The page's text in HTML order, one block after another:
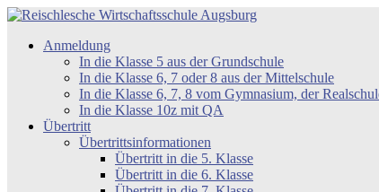
Zum
springen
Reischlesche
Wirtschaftsschule
Anmeldung
In die Klasse 5 aus der Grundschule
In die Klasse 6, 7 oder 8 aus der Mittelschule
In die Klasse 6, 7, 8 vom Gymnasium, der
In die Klasse 10z mit QA
Übertritt
Übertrittsinformationen
Übertritt in die 5. Klasse
Übertritt in die 6. Klasse